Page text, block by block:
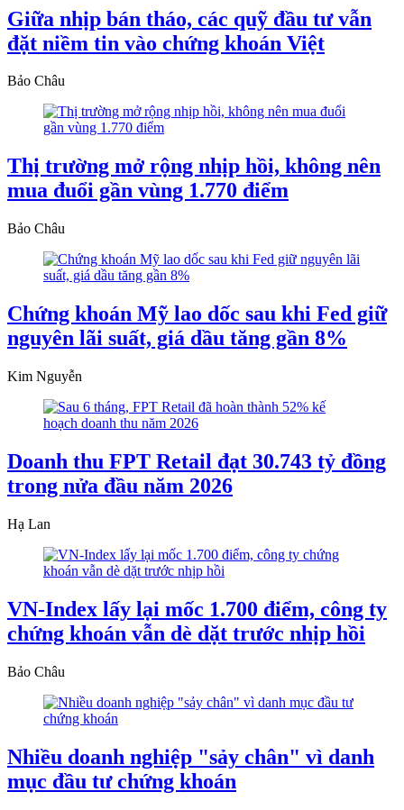
Giữa nhịp bán tháo, các quỹ đầu tư vẫn
đặt niềm tin vào chứng khoán Việt
Bảo Châu
Thị trường mở rộng nhịp hồi, không nên
mua đuổi gần vùng 1.770 điểm
Bảo Châu
Chứng khoán Mỹ lao dốc sau khi Fed giữ
nguyên lãi suất, giá dầu tăng gần 8%
Kim Nguyễn
Doanh thu FPT Retail đạt 30.743 tỷ đồng
trong nửa đầu năm 2026
Hạ Lan
VN-Index lấy lại mốc 1.700 điểm, công ty
chứng khoán vẫn dè dặt trước nhịp hồi
Bảo Châu
Nhiều doanh nghiệp "sảy chân" vì danh
mục đầu tư chứng khoán